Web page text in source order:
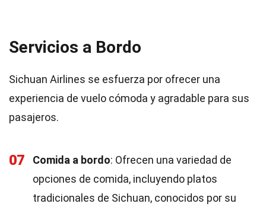
Servicios a Bordo
Sichuan Airlines se esfuerza por ofrecer una
experiencia de vuelo cómoda y agradable para sus
pasajeros.
07 Comida a bordo: Ofrecen una variedad de
opciones de comida, incluyendo platos
tradicionales de Sichuan, conocidos por su